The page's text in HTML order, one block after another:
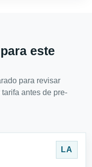
este
para revisar
antes de pre-
LA